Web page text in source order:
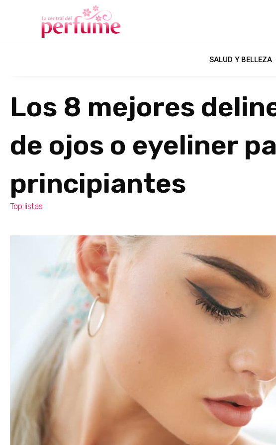
SALUD Y BELLEZA
Los 8 mejores
de ojos o eyeliner
principiantes
Top listas